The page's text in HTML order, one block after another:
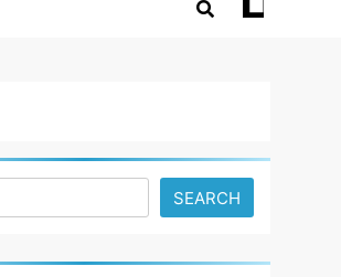
SEARCH